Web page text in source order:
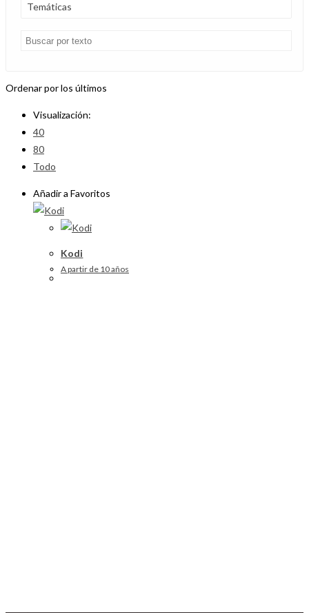
Temáticas
Ordenar por los últimos
Visualización:
40
80
Todo
Añadir a Favoritos
Kodi
A partir de 10 años